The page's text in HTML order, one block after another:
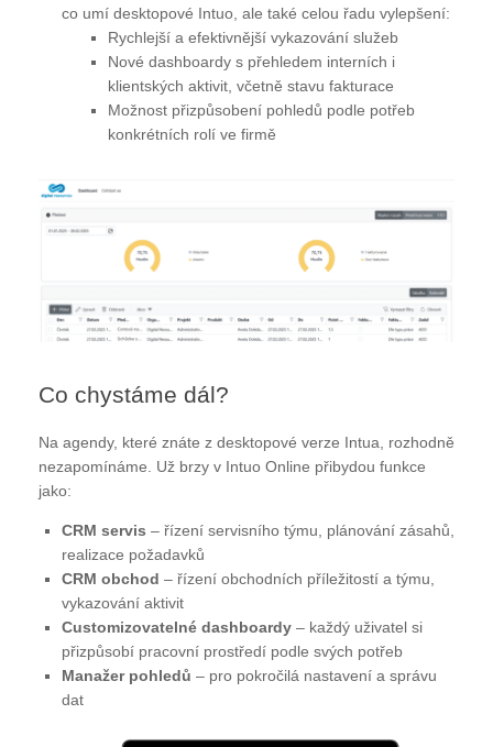
co umí desktopové Intuo, ale také celou řadu vylepšení:
Rychlejší a efektivnější vykazování služeb
Nové dashboardy s přehledem interních i
klientských aktivit, včetně stavu fakturace
Možnost přizpůsobení pohledů podle potřeb
konkrétních rolí ve firmě
Co chystáme dál?
Na agendy, které znáte z desktopové verze Intua, rozhodně
nezapomínáme. Už brzy v Intuo Online přibydou funkce
jako:
CRM servis – řízení servisního týmu, plánování zásahů,
realizace požadavků
CRM obchod – řízení obchodních příležitostí a týmu,
vykazování aktivit
Customizovatelné dashboardy – každý uživatel si
přizpůsobí pracovní prostředí podle svých potřeb
Manažer pohledů – pro pokročilá nastavení a správu
dat